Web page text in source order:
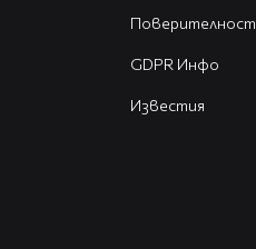
Поверителност
GDPR Инфо
Известия